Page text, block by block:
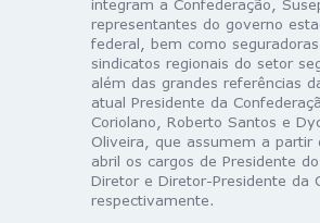
integram a Confederação,
representantes do governo
federal, bem como
sindicatos regionais do setor
além das grandes referências
atual Presidente da
Coriolano, Roberto Santos e
Oliveira, que assumem a partir
abril os cargos de Presidente
Diretor e Diretor-Presidente da
respectivamente.